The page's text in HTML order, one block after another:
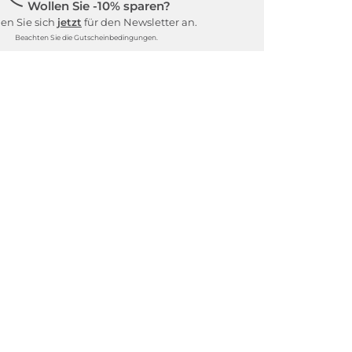
Wollen Sie -10% sparen?
Sie sich jetzt für den Newsletter an.
Beachten Sie die Gutscheinbedingungen.